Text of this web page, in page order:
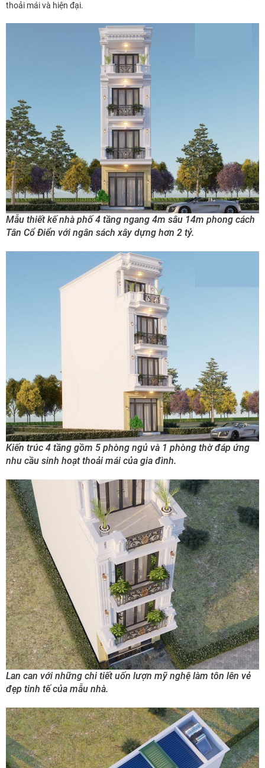
thoải mái và hiện đại.
Mẫu thiết kế nhà phố 4 tầng ngang 4m sâu 14m phong cách
Tân Cổ Điển với ngân sách xây dựng hơn 2 tỷ.
Kiến trúc 4 tầng gồm 5 phòng ngủ và 1 phòng thờ đáp ứng
nhu cầu sinh hoạt thoải mái của gia đình.
Lan can với những chi tiết uốn lượn mỹ nghệ làm tôn lên vẻ
đẹp tinh tế của mẫu nhà.